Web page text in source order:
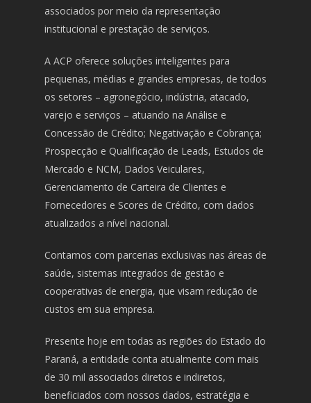
associados por meio da representação
institucional e prestação de serviços.
A ACP oferece soluções inteligentes para
pequenas, médias e grandes empresas, de todos
os setores – agronegócio, indústria, atacado,
varejo e serviços – atuando na Análise e
Concessão de Crédito; Negativação e Cobrança;
Prospecção e Qualificação de Leads, Estudos de
Mercado e NCM, Dados Veiculares,
Gerenciamento de Carteira de Clientes e
Fornecedores e Scores de Crédito, com dados
atualizados a nível nacional.
Contamos com parcerias exclusivas nas áreas de
saúde, sistemas integrados de gestão e
cooperativas de energia, que visam redução de
custos em sua empresa.
Presente hoje em todas as regiões do Estado do
Paraná, a entidade conta atualmente com mais
de 30 mil associados diretos e indiretos,
beneficiados com nossos dados, estratégia e